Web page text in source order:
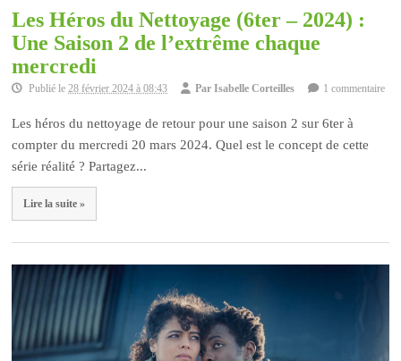
Les Héros du Nettoyage (6ter – 2024) :
Une Saison 2 de l’extrême chaque
mercredi
Publié le 28 février 2024 à 08:43 ParIsabelle Corteilles 1 commentaire
Les héros du nettoyage de retour pour une saison 2 sur 6ter à
compter du mercredi 20 mars 2024. Quel est le concept de cette
série réalité ? Partagez...
Lire la suite »